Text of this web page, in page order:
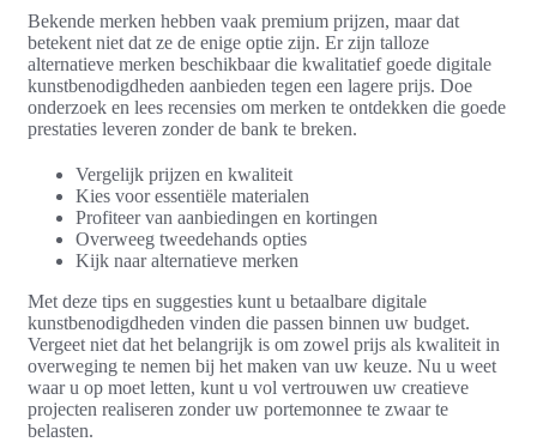
Bekende merken hebben vaak premium prijzen, maar dat
betekent niet dat ze de enige optie zijn. Er zijn talloze
alternatieve merken beschikbaar die kwalitatief goede digitale
kunstbenodigdheden aanbieden tegen een lagere prijs. Doe
onderzoek en lees recensies om merken te ontdekken die goede
prestaties leveren zonder de bank te breken.
Vergelijk prijzen en kwaliteit
Kies voor essentiële materialen
Profiteer van aanbiedingen en kortingen
Overweeg tweedehands opties
Kijk naar alternatieve merken
Met deze tips en suggesties kunt u betaalbare digitale
kunstbenodigdheden vinden die passen binnen uw budget.
Vergeet niet dat het belangrijk is om zowel prijs als kwaliteit in
overweging te nemen bij het maken van uw keuze. Nu u weet
waar u op moet letten, kunt u vol vertrouwen uw creatieve
projecten realiseren zonder uw portemonnee te zwaar te
belasten.